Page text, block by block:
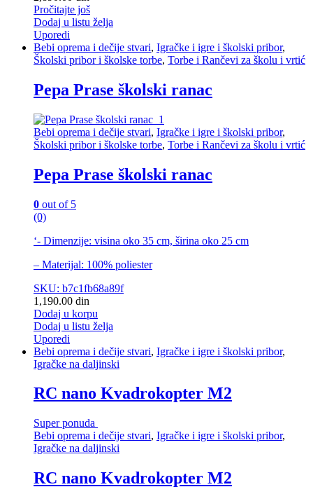
Pročitajte još
Dodaj u listu želja
Uporedi
Bebi oprema i dečije stvari, Igračke i igre i školski pribor,
Školski pribor i školske torbe, Torbe i Rančevi za školu i vrtić
Pepa Prase školski ranac
Bebi oprema i dečije stvari, Igračke i igre i školski pribor,
Školski pribor i školske torbe, Torbe i Rančevi za školu i vrtić
Pepa Prase školski ranac
0 out of 5
(0)
‘- Dimenzije: visina oko 35 cm, širina oko 25 cm
– Materijal: 100% poliester
SKU: b7c1fb68a89f
1,190.00 din
Dodaj u korpu
Dodaj u listu želja
Uporedi
Bebi oprema i dečije stvari, Igračke i igre i školski pribor,
Igračke na daljinski
RC nano Kvadrokopter M2
Super ponuda
Bebi oprema i dečije stvari, Igračke i igre i školski pribor,
Igračke na daljinski
RC nano Kvadrokopter M2